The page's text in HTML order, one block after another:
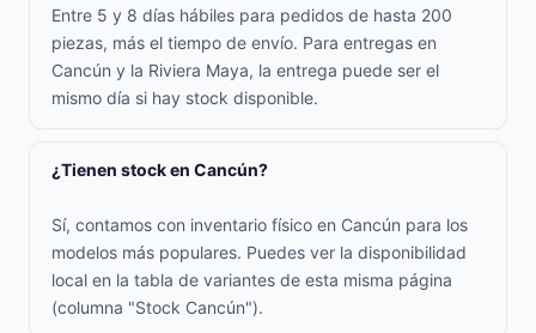
Entre 5 y 8 días hábiles para pedidos de hasta 200
piezas, más el tiempo de envío. Para entregas en
Cancún y la Riviera Maya, la entrega puede ser el
mismo día si hay stock disponible.
¿Tienen stock en Cancún?
Sí, contamos con inventario físico en Cancún para los
modelos más populares. Puedes ver la disponibilidad
local en la tabla de variantes de esta misma página
(columna "Stock Cancún").